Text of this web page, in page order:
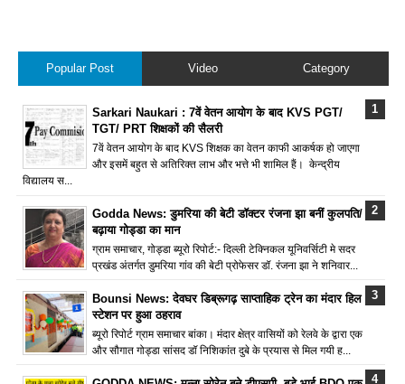
Popular Post Video Category
Sarkari Naukari : 7वें वेतन आयोग के बाद KVS PGT/
TGT/ PRT शिक्षकों की सैलरी
7वें वेतन आयोग के बाद KVS शिक्षक का वेतन काफी आकर्षक हो जाएगा
और इसमें बहुत से अतिरिक्त लाभ और भत्ते भी शामिल हैं। केन्द्रीय
विद्यालय स...
Godda News: डुमरिया की बेटी डॉक्टर रंजना झा बनीं कुलपति/
बढ़ाया गोड्डा का मान
ग्राम समाचार, गोड्डा ब्यूरो रिपोर्ट:- दिल्ली टेक्निकल यूनिवर्सिटी मे सदर
प्रखंड अंतर्गत डुमरिया गांव की बेटी प्रोफेसर डॉ. रंजना झा ने शनिवार...
Bounsi News: देवघर डिब्रूगढ़ साप्ताहिक ट्रेन का मंदार हिल
स्टेशन पर हुआ ठहराव
ब्यूरो रिपोर्ट ग्राम समाचार बांका। मंदार क्षेत्र वासियों को रेलवे के द्वारा एक
और सौगात गोड्डा सांसद डॉ निशिकांत दुबे के प्रयास से मिल गयी ह...